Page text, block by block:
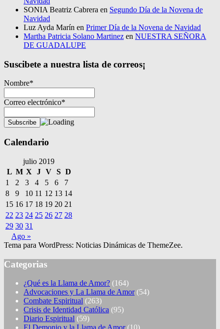
SONIA Beatriz Cabrera en Segundo Día de la Novena de
Navidad
Luz Ayda Marín en Primer Día de la Novena de Navidad
Martha Patricia Solano Martinez en NUESTRA SEÑORA
DE GUADALUPE
Suscibete a nuestra lista de correos¡
Nombre*
Correo electrónico*
Calendario
julio 2019
L M X J V S D
1
2 3 4 5 6
7
8
9 10 11 12 13 14
15 16 17 18 19 20 21
22 23 24 25 26 27 28
29 30 31
Ago »
Tema para WordPress: Noticias Dinámicas de ThemeZee.
Categorias
¿Qué es la Llama de Amor? (164)
Advocaciones y La Llama de Amor(54)
Combate Espiritual (263)
Crisis de Identidad Católica (95)
Diario Espiritual (59)